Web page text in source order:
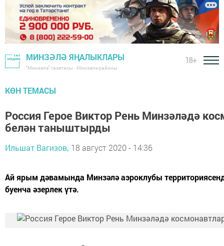
МИНЗӘЛӘ ЯҢАЛЫКЛАРЫ
"Минзәлә" газетасы - Минзәлә районы
18+
КӨН ТЕМАСЫ
Россия Герое Виктор Рень Минзәләдә
белән таныштырды
Ильшат Вагизов, 18 август 2020 - 14:36
Ай ярым дәвамында Минзәлә аэроклубы
буенча әзерлек үтә.